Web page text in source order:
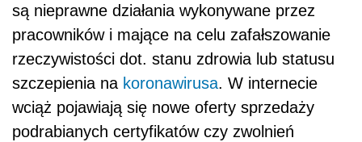
są nieprawne działania wykonywane przez
pracowników i mające na celu zafałszowanie
rzeczywistości dot. stanu zdrowia lub statusu
szczepienia na koronawirusa. W internecie
wciąż pojawiają się nowe oferty sprzedaży
podrabianych certyfikatów czy zwolnień